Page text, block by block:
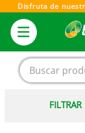
Disfruta de
Buscar producto,
FILTRAR